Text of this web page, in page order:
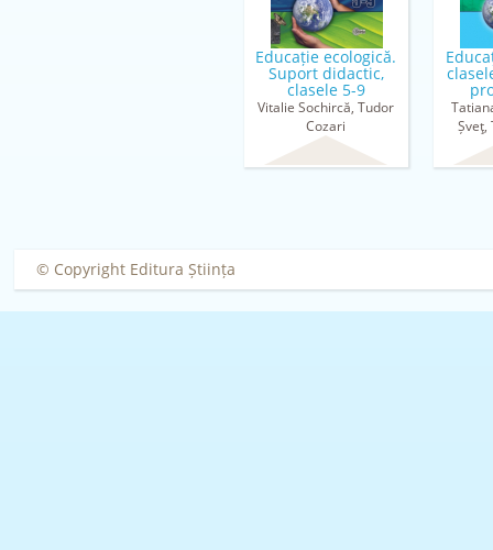
Educație ecologică.
Suport didactic,
clasele 5-9
Vitalie Sochircă, Tudor
Cozari
Șveţ,
© Copyright Editura Știința